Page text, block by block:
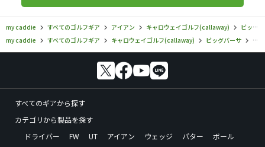
my caddie すべてのゴルフギア アイアン キャロウェイゴルフ(callaway)
ビッグバーサ
my caddie
すべてのゴルフギア キャロウェイゴルフ(callaway) ビッグバーサ キ
すべてのギアから探す
カテゴリから製品を探す
ドライバー
FW UT アイアン ウェッジ パター
ボール